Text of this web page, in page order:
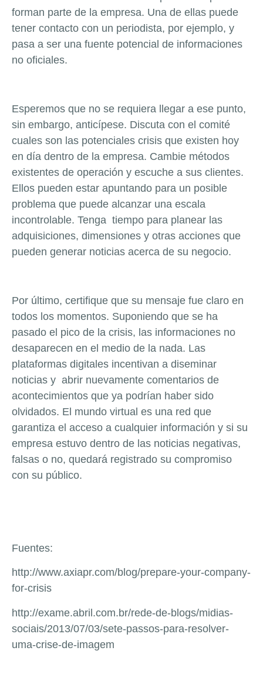
forman parte de la empresa. Una de ellas puede
tener contacto con un periodista, por ejemplo, y
pasa a ser una fuente potencial de informaciones
no oficiales.
Esperemos que no se requiera llegar a ese punto,
sin embargo, anticípese. Discuta con el comité
cuales son las potenciales crisis que existen hoy
en día dentro de la empresa. Cambie métodos
existentes de operación y escuche a sus clientes.
Ellos pueden estar apuntando para un posible
problema que puede alcanzar una escala
incontrolable. Tenga tiempo para planear las
adquisiciones, dimensiones y otras acciones que
pueden generar noticias acerca de su negocio.
Por último, certifique que su mensaje fue claro en
todos los momentos. Suponiendo que se ha
pasado el pico de la crisis, las informaciones no
desaparecen en el medio de la nada. Las
plataformas digitales incentivan a diseminar
noticias y abrir nuevamente comentarios de
acontecimientos que ya podrían haber sido
olvidados. El mundo virtual es una red que
garantiza el acceso a cualquier información y si su
empresa estuvo dentro de las noticias negativas,
falsas o no, quedará registrado su compromiso
con su público.
Fuentes:
http://www.axiapr.com/blog/prepare-your-company-
for-crisis
http://exame.abril.com.br/rede-de-blogs/midias-
sociais/2013/07/03/sete-passos-para-resolver-
uma-crise-de-imagem